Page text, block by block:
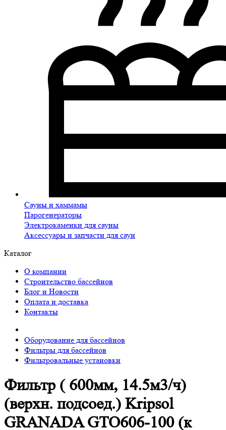
Сауны и хаммамы
Парогенераторы
Электрокаменки для сауны
Аксессуары и запчасти для саун
Каталог
О компании
Строительство бассейнов
Блог и Новости
Оплата и доставка
Контакты
Оборудование для бассейнов
Фильтры для бассейнов
Фильтровальные установки
Фильтр ( 600мм, 14.5м3/ч)
(верхн. подсоед.) Kripsol
GRANADA GTO606-100 (к